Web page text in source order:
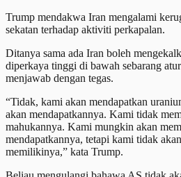
Trump mendakwa Iran mengalami
sekatan terhadap aktiviti perkapalan.
Ditanya sama ada Iran boleh
diperkaya tinggi di bawah sebarang
menjawab dengan tegas.
“Tidak, kami akan mendapatkan
akan mendapatkannya. Kami tidak
mahukannya. Kami mungkin akan
mendapatkannya, tetapi kami tidak
memilikinya,” kata Trump.